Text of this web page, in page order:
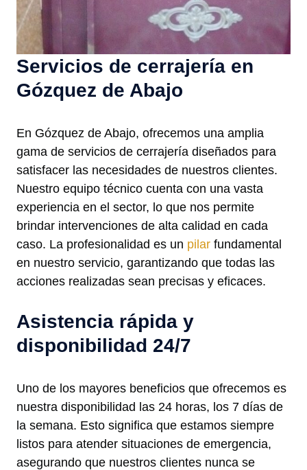
Servicios de cerrajería en
Gózquez de Abajo
En Gózquez de Abajo, ofrecemos una amplia
gama de servicios de cerrajería diseñados para
satisfacer las necesidades de nuestros clientes.
Nuestro equipo técnico cuenta con una vasta
experiencia en el sector, lo que nos permite
brindar intervenciones de alta calidad en cada
caso. La profesionalidad es un pilar fundamental
en nuestro servicio, garantizando que todas las
acciones realizadas sean precisas y eficaces.
Asistencia rápida y
disponibilidad 24/7
Uno de los mayores beneficios que ofrecemos es
nuestra disponibilidad las 24 horas, los 7 días de
la semana. Esto significa que estamos siempre
listos para atender situaciones de emergencia,
asegurando que nuestros clientes nunca se